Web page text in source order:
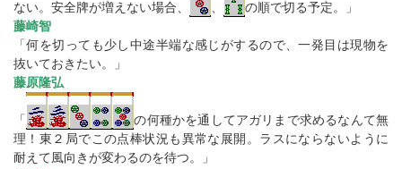
ない。安全牌が増えない場合、 、
の順で切る予定。」
藤崎智
「何を切っても少し中途半端な感じがするので、一発目は現物を
抜いておきたい。」
藤原隆弘
「
の何種かを通してアガリまで求めるなんて無
理！東２局でこの点棒状況も異常な展開。ラスにならないように
耐えて風向きが変わるのを待つ。」